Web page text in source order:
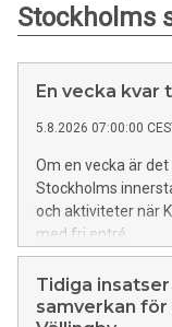
Stockholms
En vecka kvar
5.8.2026 07:00:00
Om en vecka är
Stockholms
och aktiviteter när
med fri entré.
Tidiga
samverkan för